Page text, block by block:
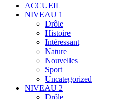
ACCUEIL
NIVEAU 1
Drôle
Histoire
Intéressant
Nature
Nouvelles
Sport
Uncategorized
NIVEAU 2
Drôle